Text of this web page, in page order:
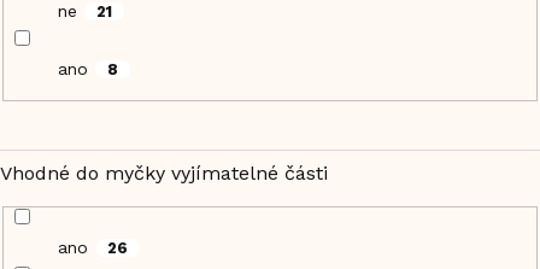
ne 21
ano 8
Vhodné do myčky vyjímatelné části
ano 26